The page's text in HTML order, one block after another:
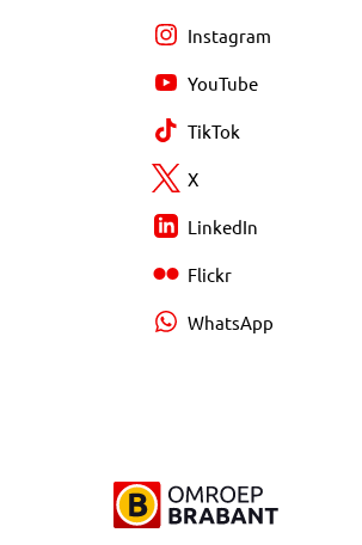
Instagram
YouTube
TikTok
X
LinkedIn
Flickr
WhatsApp